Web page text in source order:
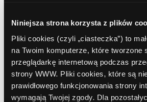
Niniejsza strona korzysta z plików
Pliki cookies (czyli „ciasteczka”) to
na Twoim komputerze, które tworzone
przeglądarkę internetową podczas
strony WWW. Pliki cookies, które są
prawidłowego funkcjonowania strony
wymagają Twojej zgody. Dla
16
11
Bank BPH, Tarnowskie Góry,